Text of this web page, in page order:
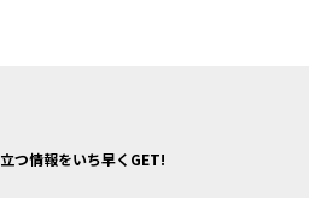
つ情報をいち早くGET!